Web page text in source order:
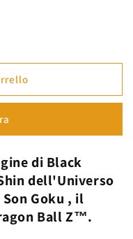
di Black
dell'Universo
Son Goku , il
Ball Z™.